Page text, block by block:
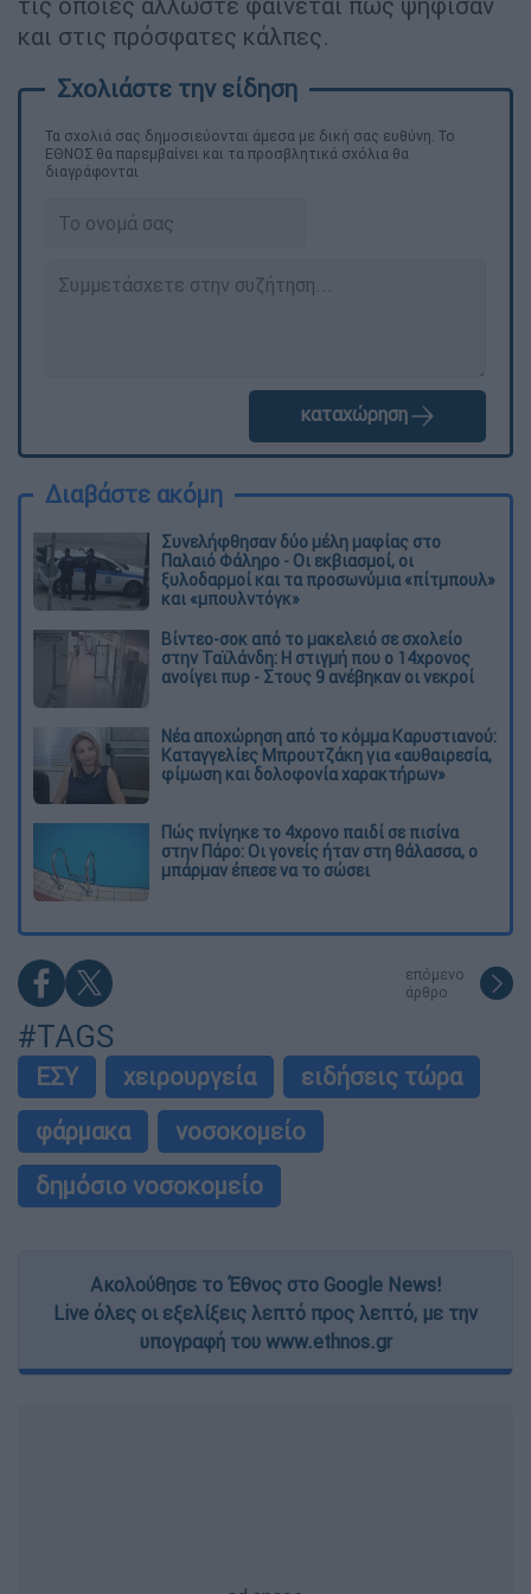
και στις πρόσφατες κάλπες.
Τα σχολιά σας δημοσιεύονται άμεσα με δική σας ευθύνη. Το
ΕΘΝΟΣ θα παρεμβαίνει και τα προσβλητικά σχόλια θα
διαγράφονται
καταχώρηση
Διαβάστε ακόμη
Συνελήφθησαν δύο μέλη μαφίας στο
Παλαιό Φάληρο - Οι εκβιασμοί, οι
ξυλοδαρμοί και τα προσωνύμια «πίτμπουλ»
και «μπουλντόγκ»
Βίντεο-σοκ από το μακελειό σε σχολείο
στην Ταϊλάνδη: Η στιγμή που ο 14χρονος
ανοίγει πυρ - Στους 9 ανέβηκαν οι νεκροί
Νέα αποχώρηση από το κόμμα Καρυστιανού:
Καταγγελίες Μπρουτζάκη για «αυθαιρεσία,
φίμωση και δολοφονία χαρακτήρων»
Πώς πνίγηκε το 4χρονο παιδί σε πισίνα
στην Πάρο: Οι γονείς ήταν στη θάλασσα, ο
μπάρμαν έπεσε να το σώσει
επόμενο
άρθρο
#TAGS
ΕΣΥ χειρουργεία
ειδήσεις τώρα
φάρμακα
νοσοκομείο
δημόσιο νοσοκομείο
Ακολούθησε το Έθνος στο Google News!
Live όλες οι εξελίξεις λεπτό προς λεπτό, με την
υπογραφή του www.ethnos.gr